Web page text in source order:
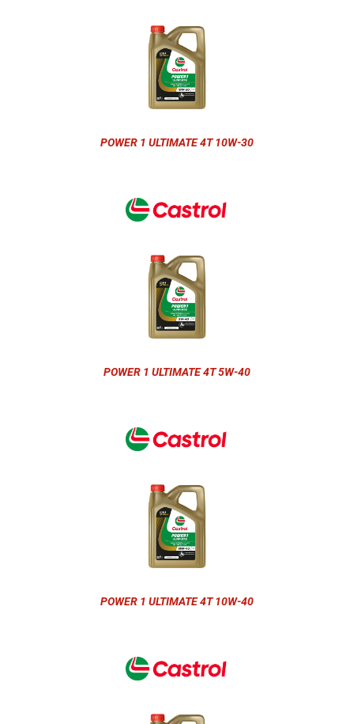
POWER 1 ULTIMATE 4T 10W-30
POWER 1 ULTIMATE 4T 5W-40
POWER 1 ULTIMATE 4T 10W-40